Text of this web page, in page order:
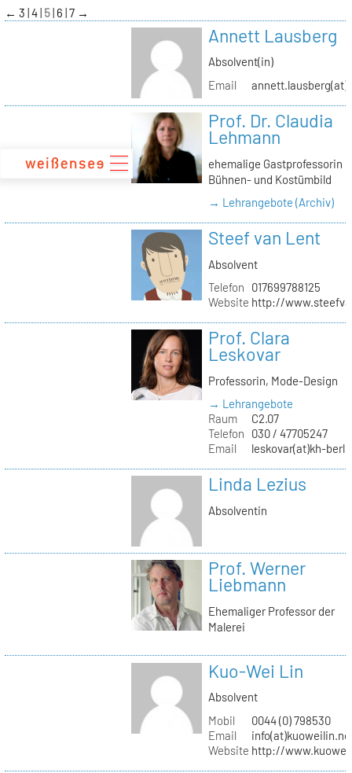
zum
Inhalt
← 3 4 5 6 7 →
Annett Lausberg
Absolvent(in)
Email
Prof. Dr. Claudia
Lehmann
ehemalige Gastprofessorin
Bühnen- und Kostümbild
→ Lehrangebote (Archiv)
Steef van Lent
Absolvent
Telefon
017699788125
Website http://
Prof. Clara
Leskovar
Professorin, Mode-Design
→ Lehrangebote
Raum
C2.07
Telefon
030 / 47705247
Email
leskovar(at)kh-
Linda Lezius
Absolventin
Prof. Werner
Liebmann
Ehemaliger Professor der
Malerei
Kuo-Wei Lin
Absolvent
Mobil
0044 (0) 798530
Email
Website http://